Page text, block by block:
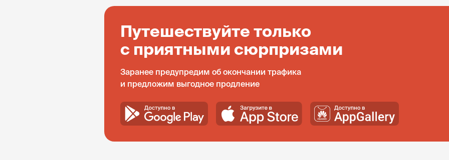
Путешествуйте только
с приятными сюрпризами
Заранее предупредим об окончании трафика
и предложим выгодное продление